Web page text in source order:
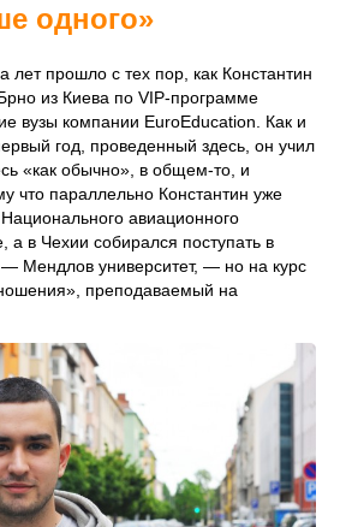
одного»
лет прошло с тех пор, как Константин
из Киева по VIP-программе
вузы компании EuroEducation. Как и
год, проведенный здесь, он учил
«как обычно», в общем-то, и
что параллельно Константин уже
авиационного
а в Чехии собирался поступать в
— Мендлов университет, — но на курс
преподаваемый на